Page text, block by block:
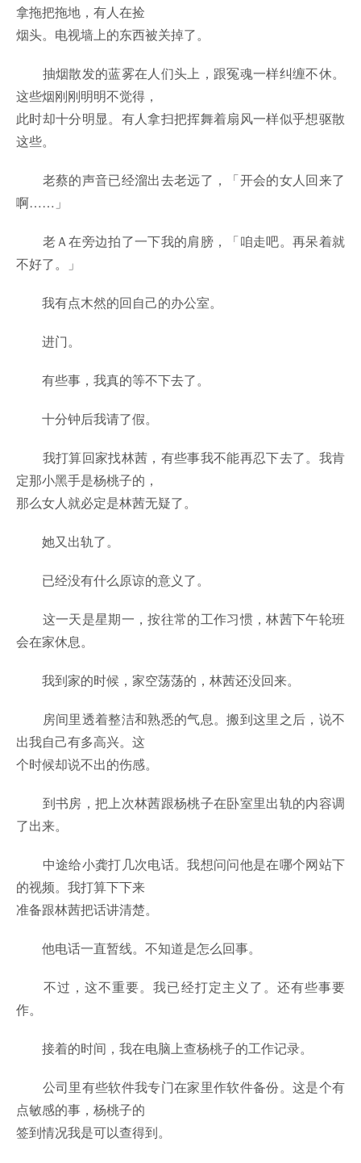
拿拖把拖地，有人在捡
烟头。电视墙上的东西被关掉了。
抽烟散发的蓝雾在人们头上，跟冤魂一样纠缠不休。
这些烟刚刚明明不觉得，
此时却十分明显。有人拿扫把挥舞着扇风一样似乎想驱散
这些。
老蔡的声音已经溜出去老远了，「开会的女人回来了
啊……」
老Ａ在旁边拍了一下我的肩膀，「咱走吧。再呆着就
不好了。」
我有点木然的回自己的办公室。
进门。
有些事，我真的等不下去了。
十分钟后我请了假。
我打算回家找林茜，有些事我不能再忍下去了。我肯
定那小黑手是杨桃子的，
那么女人就必定是林茜无疑了。
她又出轨了。
已经没有什么原谅的意义了。
这一天是星期一，按往常的工作习惯，林茜下午轮班
会在家休息。
我到家的时候，家空荡荡的，林茜还没回来。
房间里透着整洁和熟悉的气息。搬到这里之后，说不
出我自己有多高兴。这
个时候却说不出的伤感。
到书房，把上次林茜跟杨桃子在卧室里出轨的内容调
了出来。
中途给小龚打几次电话。我想问问他是在哪个网站下
的视频。我打算下下来
准备跟林茜把话讲清楚。
他电话一直暂线。不知道是怎么回事。
不过，这不重要。我已经打定主义了。还有些事要
作。
接着的时间，我在电脑上查杨桃子的工作记录。
公司里有些软件我专门在家里作软件备份。这是个有
点敏感的事，杨桃子的
签到情况我是可以查得到。